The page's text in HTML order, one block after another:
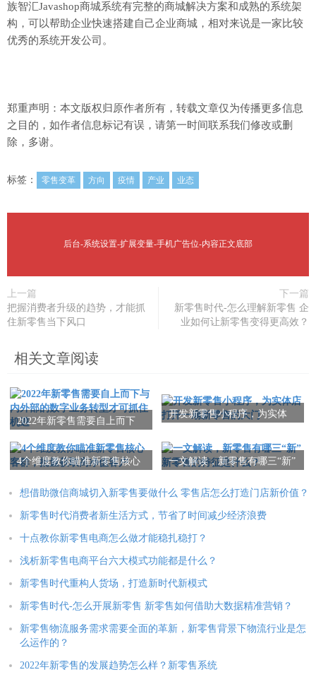
族智汇Javashop商城系统有完整的商城解决方案和成熟的系统架
构，可以帮助企业快速搭建自己企业商城，相对来说是一家比较
优秀的系统开发公司。
郑重声明：本文版权归原作者所有，转载文章仅为传播更多信息
之目的，如作者信息标记有误，请第一时间联系我们修改或删
除，多谢。
标签： 零售变革 方向 疫情 产业 业态
后台-系统设置-扩展变量-手机广告位-内容正文底部
上一篇
把握消费者升级的趋势，才能抓
住新零售当下风口
下一篇
新零售时代-怎么理解新零售 企
业如何让新零售变得更高效？
相关文章阅读
2022年新零售需要自上而下
可抓住机遇
开发新零售小程序，为实体
4个维度教你瞄准新零售核心
一文解读，新零售有哪三“新”
想借助微信商城切入新零售要做什么 零售店怎么打造门店新价值？
新零售时代消费者新生活方式，节省了时间减少经济浪费
十点教你新零售电商怎么做才能稳扎稳打？
浅析新零售电商平台六大模式功能都是什么？
新零售时代重构人货场，打造新时代新模式
新零售时代-怎么开展新零售 新零售如何借助大数据精准营销？
新零售物流服务需求需要全面的革新，新零售背景下物流行业是怎
么运作的？
2022年新零售的发展趋势怎么样？新零售系统